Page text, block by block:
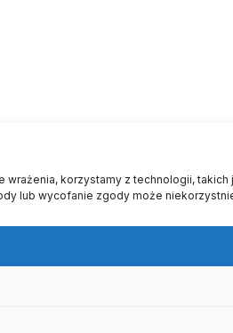
wrażenia, korzystamy z technologii,
lub wycofanie zgody może